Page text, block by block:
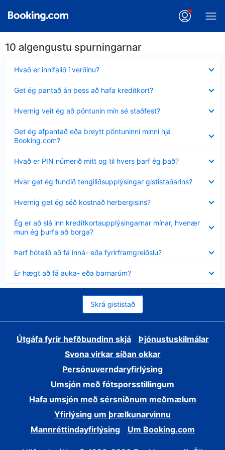
10 algengustu spurningarnar
Hvað er innifalið í verðinu?
sýnt
Get ég pantað án þess að hafa kreditkort?
sýnt
Hvernig veit ég að pöntunin mín sé staðfest?
sýnt
Get ég afpantað eða breytt pöntuninni minni hjá
Booking.com?
sýnt
Hvað er PIN númerið mitt og til hvers þarf ég það?
sýnt
Hvar get ég fundið tengiliðsupplýsingar gististaðarins?
sýnt
Hvernig get ég séð kostnað herbergisins?
sýnt
Ég er að slá inn kreditkortaupplýsingarnar mínar, hvenær
mun ég þurfa að borga?
Minna
sýnt
Þarf hótelið að fá inná- eða fyrirframgreiðslu?
sýnt
Er hægt að fá auka- eða barnarúm?
sýnt
Skrá gististað
Útgáfa fyrir hefðbundinn skjá
Þjónustuskilmálar
Svona virkar síðan okkar
Persónuverndaryfirlýsing
Umsjón með fótsporsstillingum
Hafa umsjón með sérsniðnum meðmælum
Yfirlýsing um þrælkunarvinnu
Mannréttindayfirlýsing
Um Booking.com